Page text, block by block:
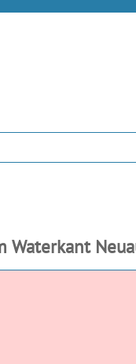
Waterkant